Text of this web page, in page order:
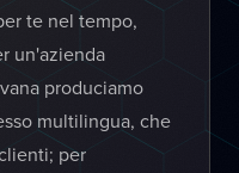
te nel tempo,
un'azienda
produciamo
multilingua, che
per